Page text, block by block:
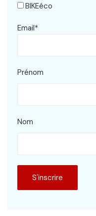
BIKEéco
Email*
Prénom
Nom